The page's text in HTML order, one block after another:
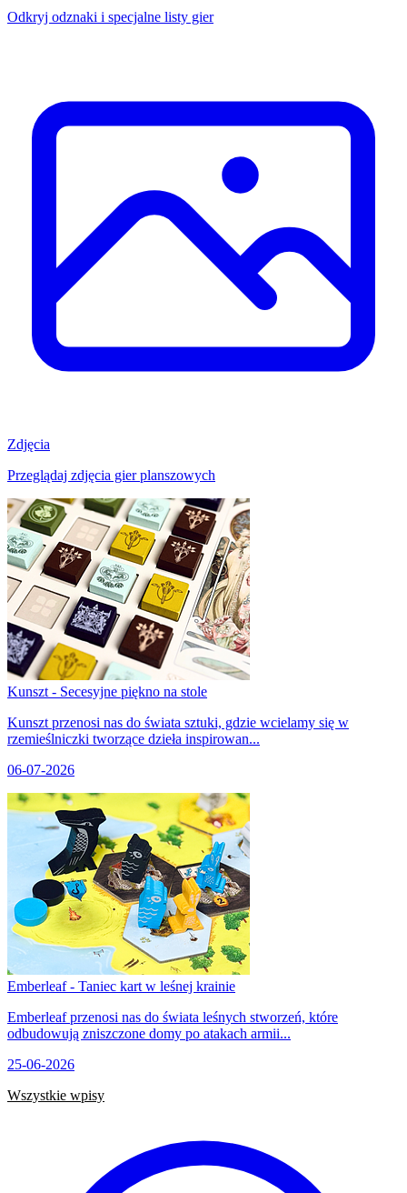
Odkryj odznaki i specjalne listy gier
Zdjęcia
Przeglądaj zdjęcia gier planszowych
Kunszt - Secesyjne piękno na stole
Kunszt przenosi nas do świata sztuki, gdzie wcielamy się w
rzemieślniczki tworzące dzieła inspirowan...
06-07-2026
Emberleaf - Taniec kart w leśnej krainie
Emberleaf przenosi nas do świata leśnych stworzeń, które
odbudowują zniszczone domy po atakach armii...
25-06-2026
Wszystkie wpisy